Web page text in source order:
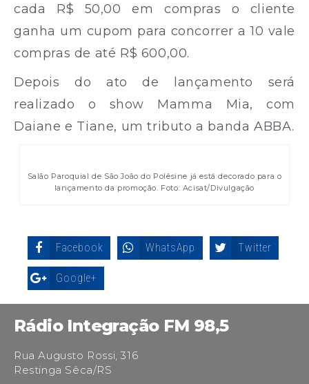
cada R$ 50,00 em compras o cliente
ganha um cupom para concorrer a 10 vale
compras de até R$ 600,00.
Depois do ato de lançamento será
realizado o show Mamma Mia, com
Daiane e Tiane, um tributo a banda ABBA.
Salão Paroquial de São João do Polêsine já está decorado para o
lançamento da promoção. Foto: Acisat/Divulgação
Facebook WhatsApp Twitter
Google+
Rádio Integração FM 98,5
Rua Augusto Rossi, 316
Restinga Sêca/RS